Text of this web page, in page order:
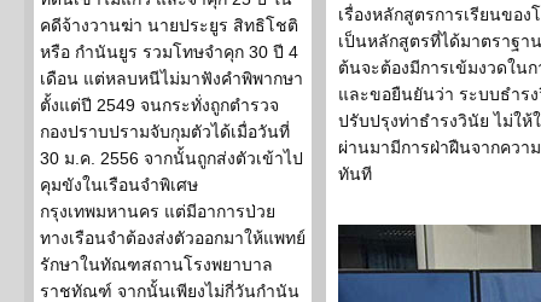
คดีจ้างวานฆ่า นายประยูร สิทธิโชติ
หรือ กำนันยูร รวมโทษจำคุก 30 ปี 4
เดือน แต่หลบหนีไม่มาฟังคำพิพากษา
ตั้งแต่ปี 2549 จนกระทั่งถูกตำรวจ
กองปราบปรามจับกุมตัวได้เมื่อวันที่
30 ม.ค. 2556 จากนั้นถูกส่งตัวเข้าไป
คุมขังในเรือนจำพิเศษ
กรุงเทพมหานคร แต่มีอาการป่วย
ทางเรือนจำต้องส่งตัวออกมาให้แพทย์
รักษาในทัณฑสถานโรงพยาบาล
ราชทัณฑ์ จากนั้นเพียงไม่กี่วันกำนัน
เรื่องหลักสูตรการเรียนขอ
เป็นหลักสูตรที่ได้มาตราฐา
ต้นจะต้องมีการเข้มงวดใน
และขอยืนยันว่า ระบบธำร
ปรับปรุงท่าธำรงวินัย ไม่ใ
ผ่านมามีการฝ่าฝืนจากควา
ทันที